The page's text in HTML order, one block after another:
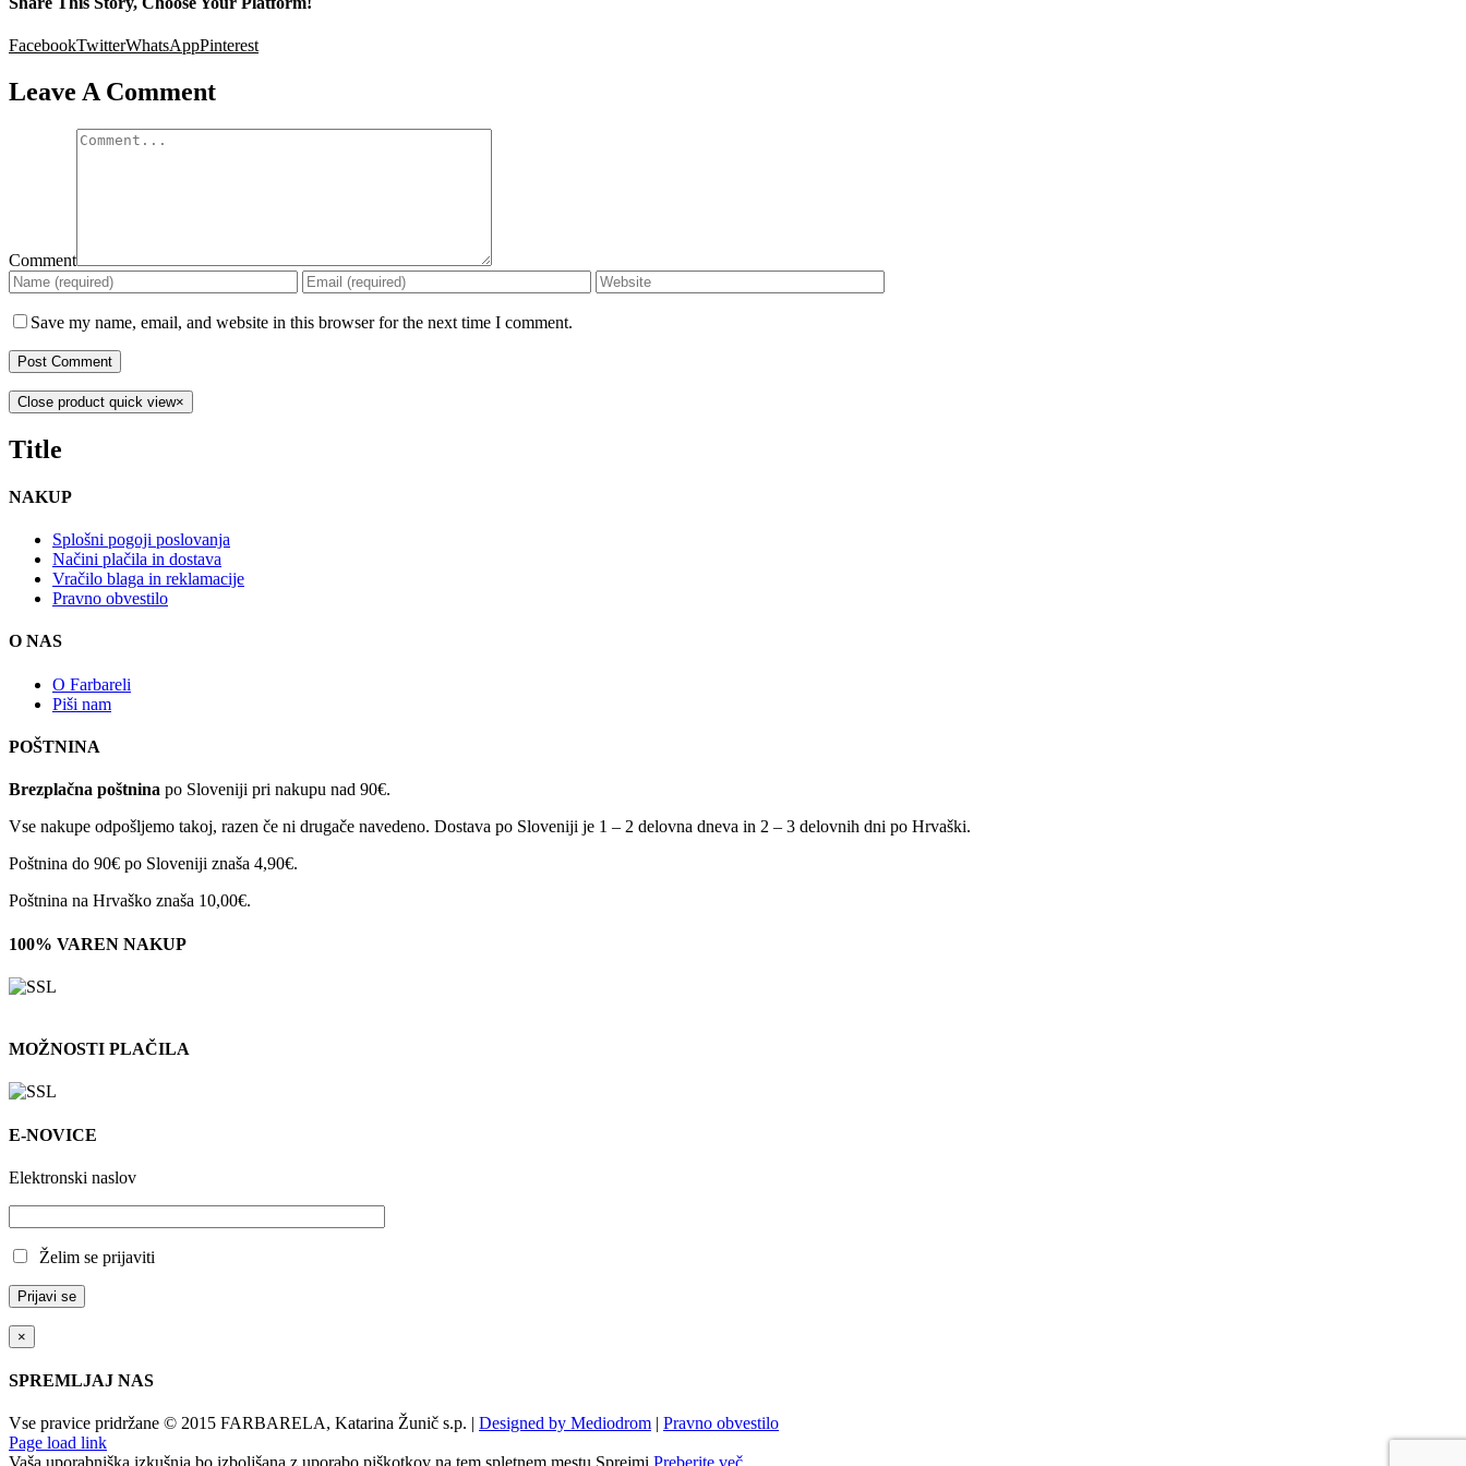
FacebookTwitterWhatsAppPinterest
Leave A Comment
Comment
Save my name, email, and website in this browser for the next time I comment.
Close product quick view×
Title
NAKUP
Splošni pogoji poslovanja
Načini plačila in dostava
Vračilo blaga in reklamacije
Pravno obvestilo
O NAS
O Farbareli
Piši nam
POŠTNINA
Brezplačna poštnina po Sloveniji pri nakupu nad 90€.
Vse nakupe odpošljemo takoj, razen če ni drugače navedeno. Dostava po Sloveniji je 1 – 2 delovna dneva in 2 – 3 delovnih dni po Hrvaški.
Poštnina do 90€ po Sloveniji znaša 4,90€.
Poštnina na Hrvaško znaša 10,00€.
100% VAREN NAKUP
MOŽNOSTI PLAČILA
E-NOVICE
Elektronski naslov
Želim se prijaviti
×
SPREMLJAJ NAS
Vse pravice pridržane © 2015 FARBARELA, Katarina Žunič s.p. | Designed by Mediodrom | Pravno obvestilo
Page load link